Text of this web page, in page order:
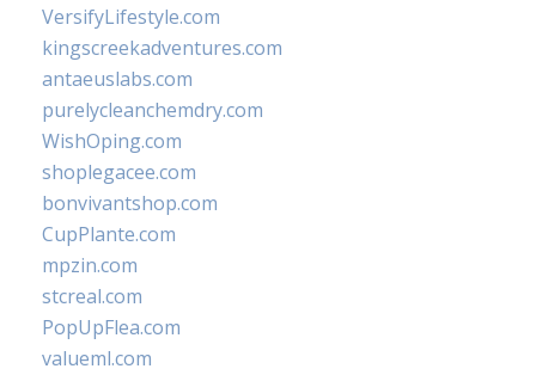
VersifyLifestyle.com
kingscreekadventures.com
antaeuslabs.com
purelycleanchemdry.com
WishOping.com
shoplegacee.com
bonvivantshop.com
CupPlante.com
mpzin.com
stcreal.com
PopUpFlea.com
valueml.com